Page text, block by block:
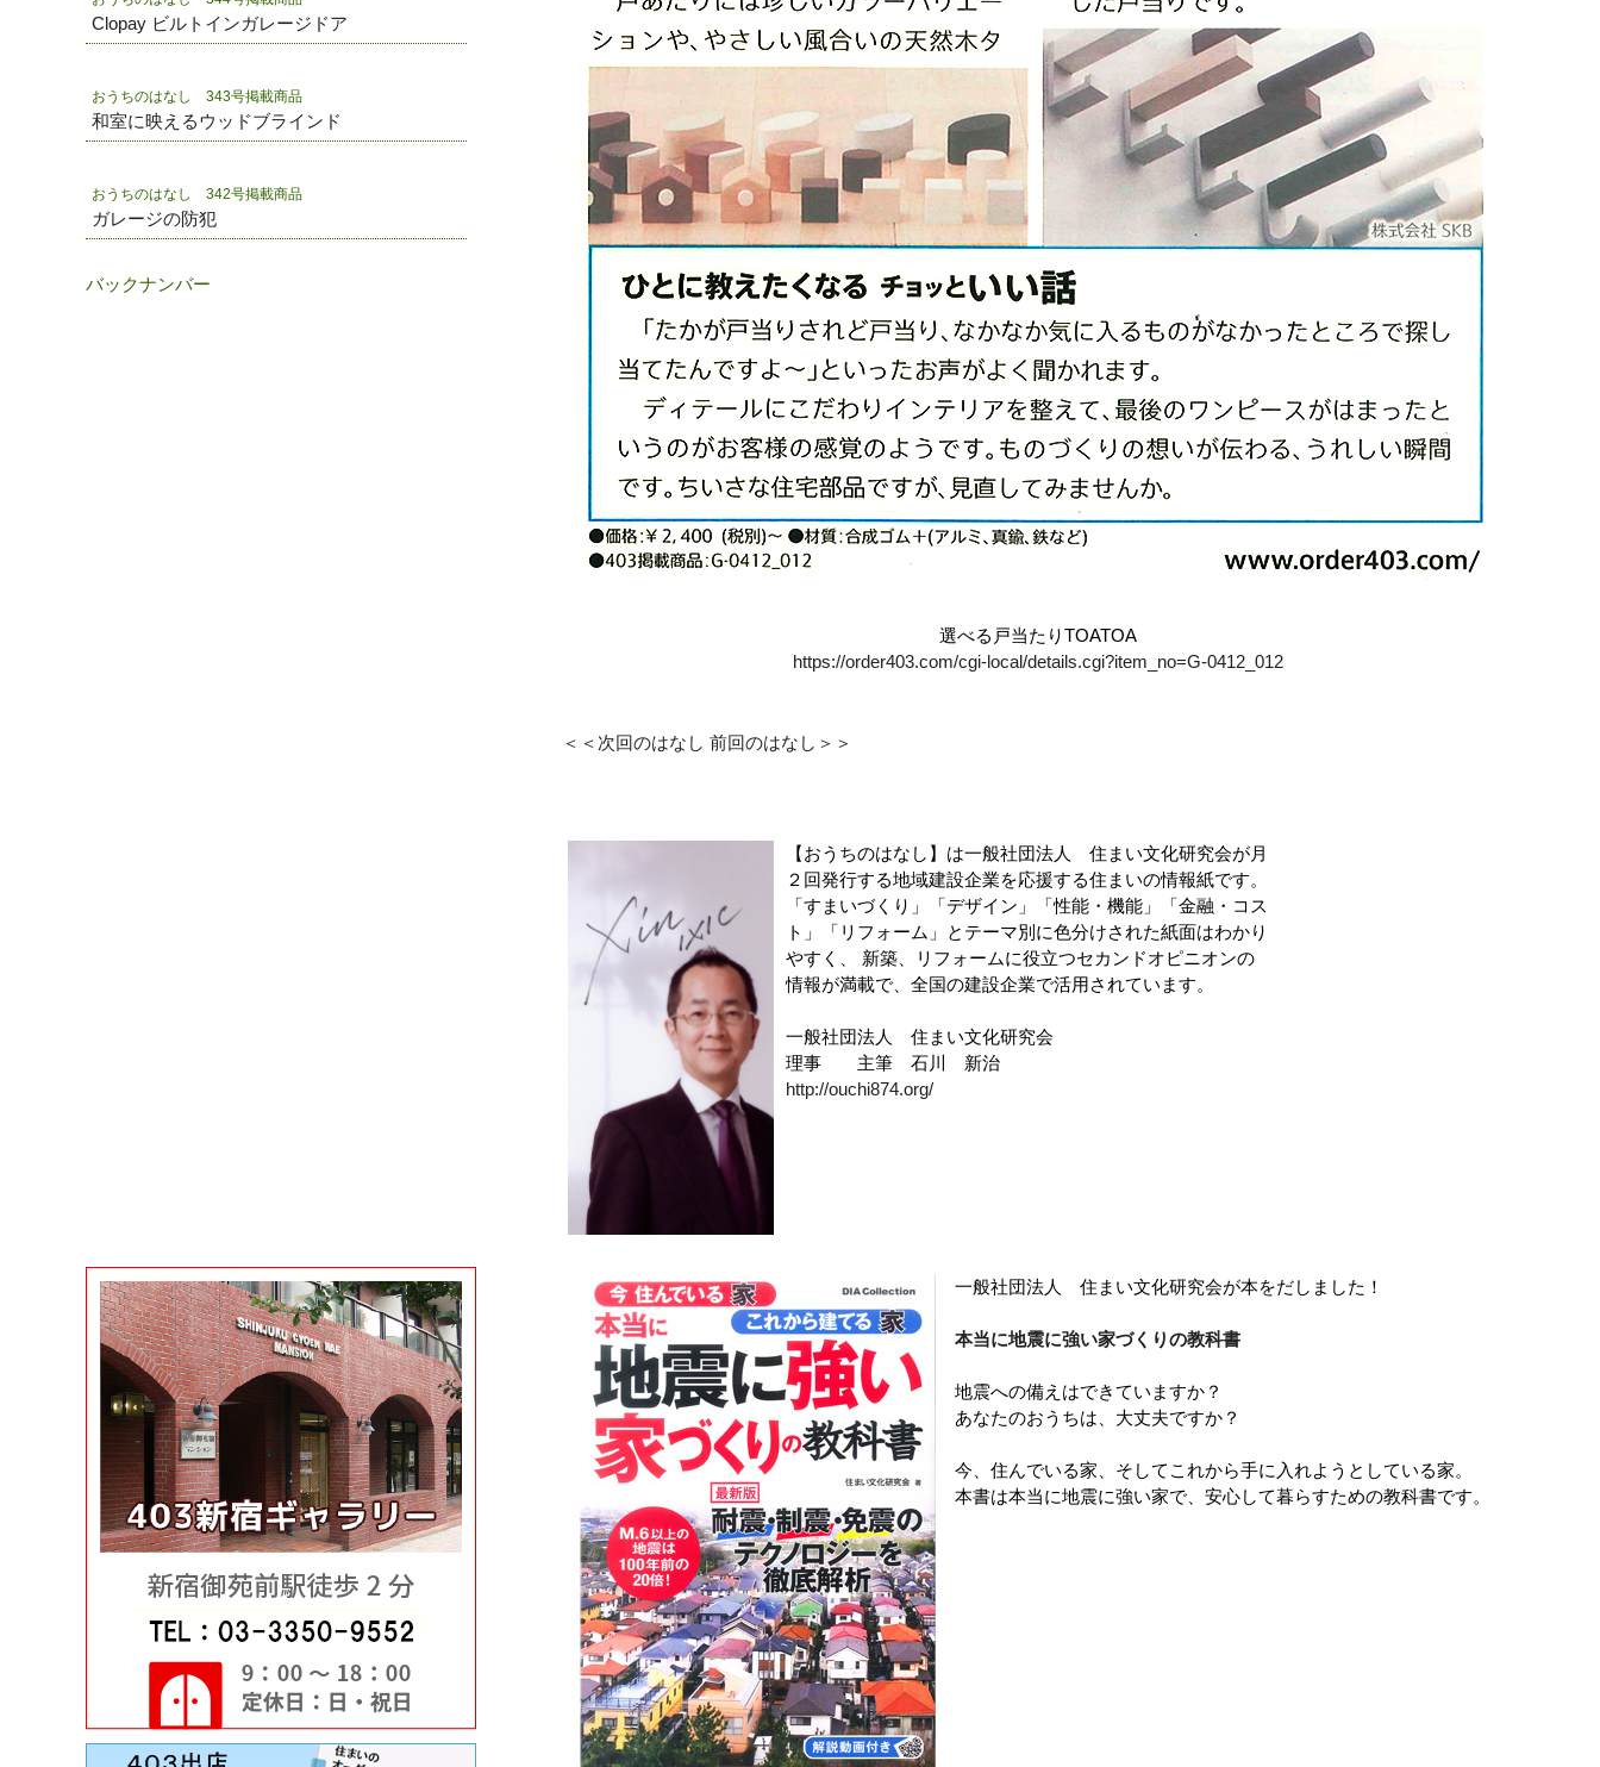
Clopay ビルトインガレージドア
おうちのはなし 343号掲載商品
和室に映えるウッドブラインド
おうちのはなし 342号掲載商品
ガレージの防犯
バックナンバー
選べる戸当たりTOATOA
https://order403.com/cgi-local/details.cgi?item_no=G-0412_012
＜＜次回のはなし 前回のはなし＞＞
【おうちのはなし】は一般社団法人 住まい文化研究会が月
２回発行する地域建設企業を応援する住まいの情報紙です。
「すまいづくり」「デザイン」「性能・機能」「金融・コス
ト」「リフォーム」とテーマ別に色分けされた紙面はわかり
やすく、 新築、リフォームに役立つセカンドオピニオンの
情報が満載で、全国の建設企業で活用されています。
一般社団法人 住まい文化研究会
理事 主筆 石川 新治
http://ouchi874.org/
一般社団法人 住まい文化研究会が本をだしました！
本当に地震に強い家づくりの教科書
地震への備えはできていますか？
あなたのおうちは、大丈夫ですか？
今、住んでいる家、そしてこれから手に入れようとしている家。
本書は本当に地震に強い家で、安心して暮らすための教科書です。